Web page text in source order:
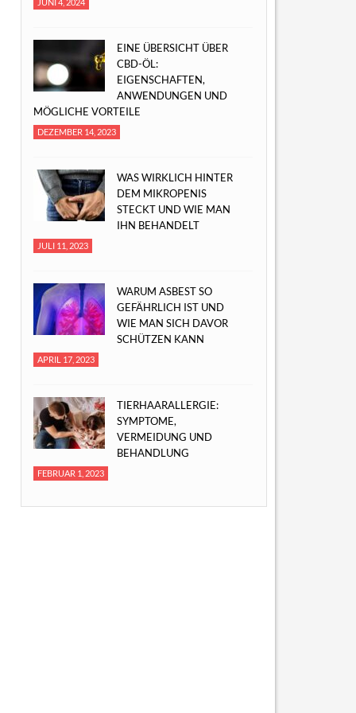
EINE ÜBERSICHT ÜBER
CBD-ÖL:
EIGENSCHAFTEN,
ANWENDUNGEN UND
MÖGLICHE VORTEILE
DEZEMBER 14, 2023
WAS WIRKLICH HINTER
DEM MIKROPENIS
STECKT UND WIE MAN
IHN BEHANDELT
JULI 11, 2023
WARUM ASBEST SO
GEFÄHRLICH IST UND
WIE MAN SICH DAVOR
SCHÜTZEN KANN
APRIL 17, 2023
TIERHAARALLERGIE:
SYMPTOME,
VERMEIDUNG UND
BEHANDLUNG
FEBRUAR 1, 2023